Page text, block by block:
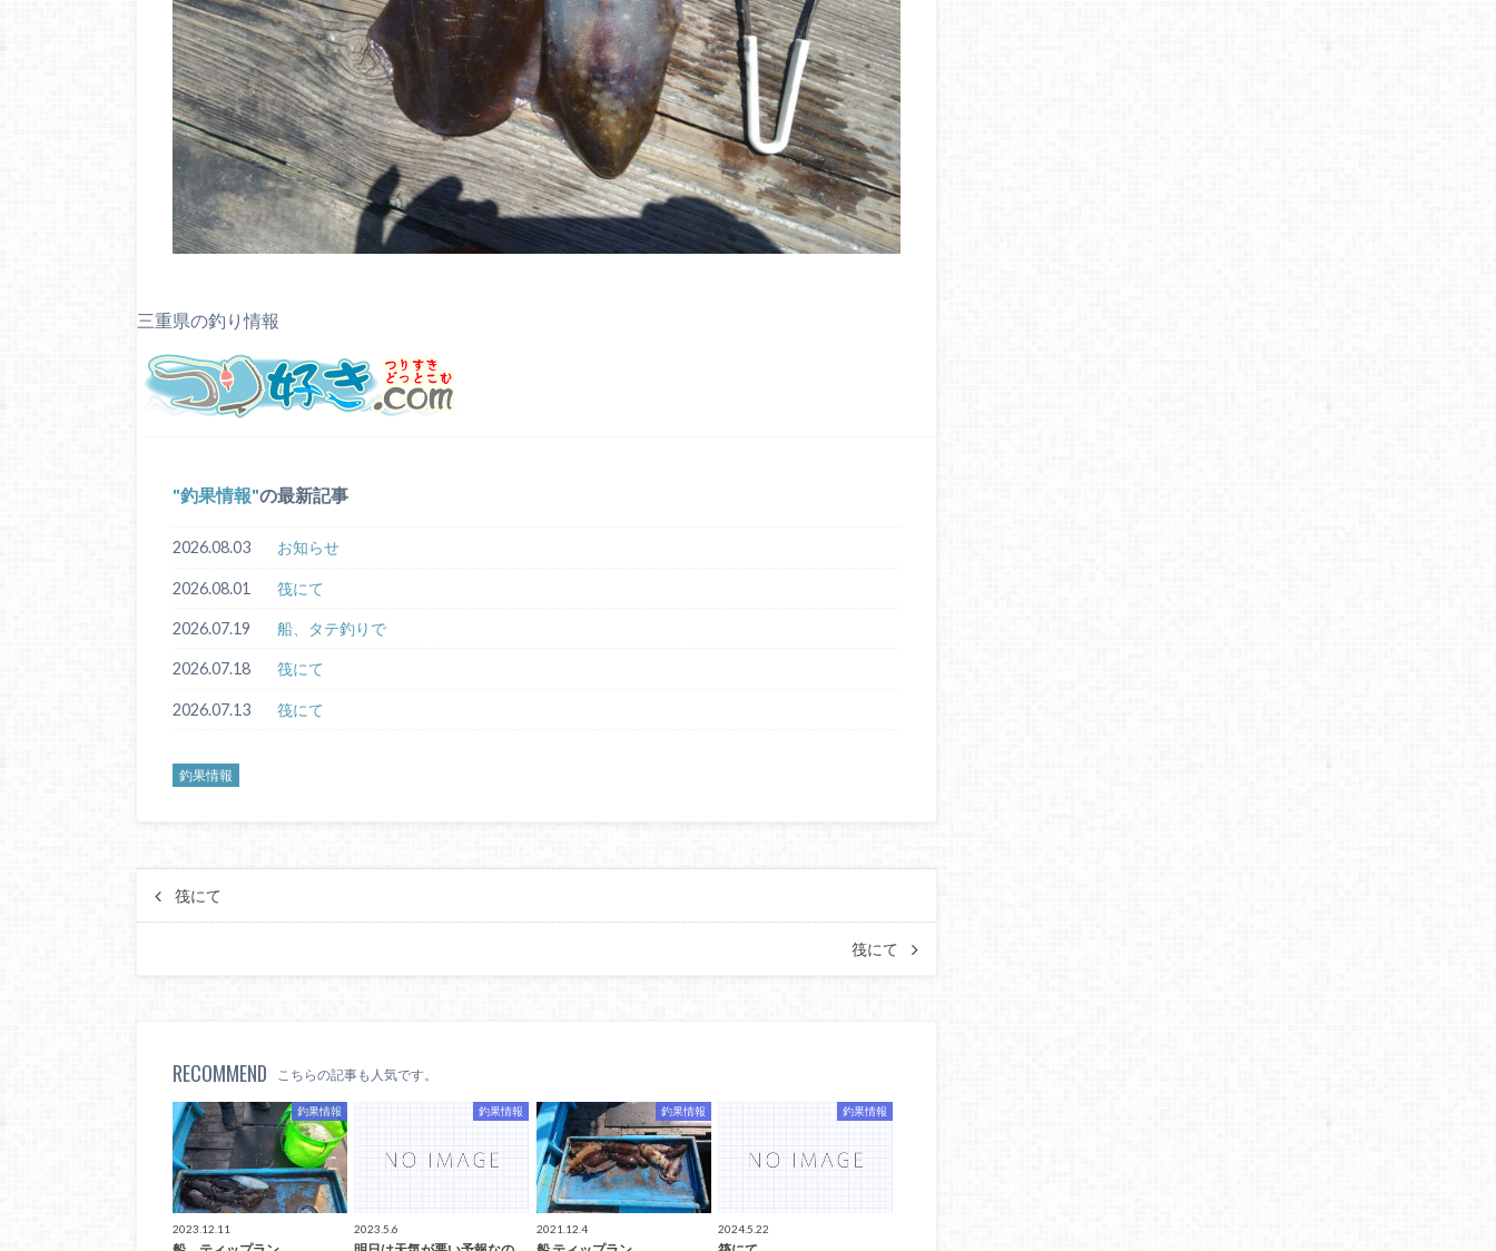
三重県の釣り情報
釣果情報 の最新記事
2026.08.03 お知らせ
2026.08.01 筏にて
2026.07.19 船、タテ釣りで
2026.07.18 筏にて
2026.07.13 筏にて
釣果情報
筏にて
筏にて
RECOMMEND こちらの記事も人気です。
釣果情報
2023.12.11
釣果情報
2023.5.6
釣果情報
2021.12.4
釣果情報
2024.5.22